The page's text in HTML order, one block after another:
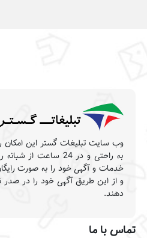
وب سایت تبلیغات گستر این امکان
به راحتی و در 24 ساعت
خدمات و آگهی خود را به صورت
و از این طریق آگهی خود را در
دهند.
تماس با ما